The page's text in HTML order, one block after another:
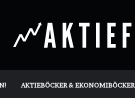
AKTIEBÖCKER & EKONOMIBÖCKER